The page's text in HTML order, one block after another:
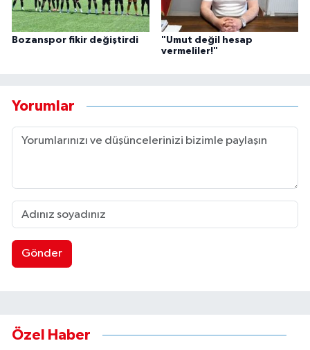
Bozanspor fikir değiştirdi
"Umut değil hesap
vermeliler!"
Yorumlar
Gönder
Özel Haber